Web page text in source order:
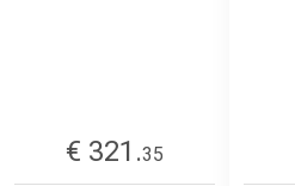
€ 321.35